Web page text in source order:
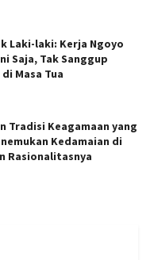
Laki-laki: Kerja Ngoyo
Saja, Tak Sanggup
Masa Tua
Tradisi Keagamaan yang
Kedamaian di
Rasionalitasnya